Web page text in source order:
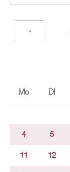
«
Mo Di
4 5
11 12